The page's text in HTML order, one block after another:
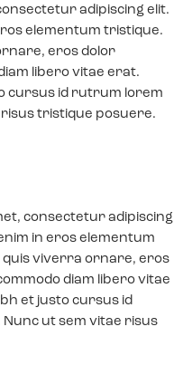
adipiscing elit.
elementum tristique.
eros dolor
libero vitae erat.
cursus id rutrum lorem
tristique posuere.
consectetur adipiscing
in eros elementum
quis viverra ornare, eros
diam libero vitae
et justo cursus id
ut sem vitae risus